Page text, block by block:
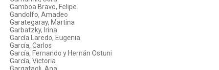
Gamboa Bravo, Felipe
Gandolfo, Amadeo
Garategaray, Martina
Garbatzky, Irina
García Laredo, Eugenia
García, Carlos
García, Fernando y Hernán Ostuni
García, Victoria
Gargatagli, Ana